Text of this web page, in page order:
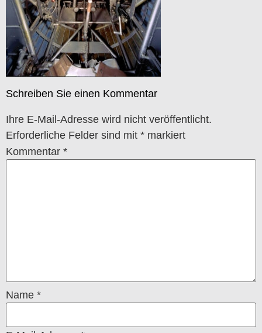
Schreiben Sie einen Kommentar
Ihre E-Mail-Adresse wird nicht veröffentlicht.
Erforderliche Felder sind mit * markiert
Kommentar *
Name *